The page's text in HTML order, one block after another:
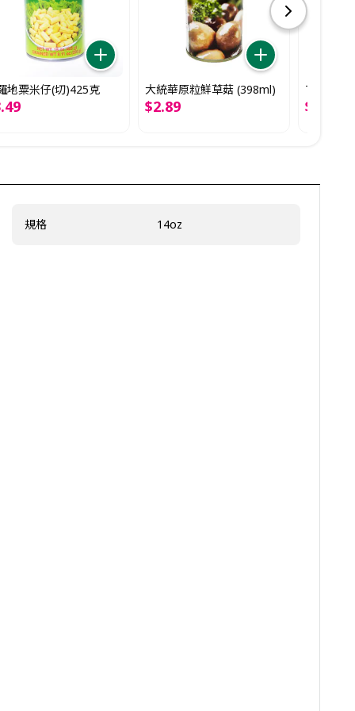
地粟米仔(切)425克
.49
大統華原粒鮮草菇 (398ml)
$2.89
T&T馬蹄
$
規格 14oz